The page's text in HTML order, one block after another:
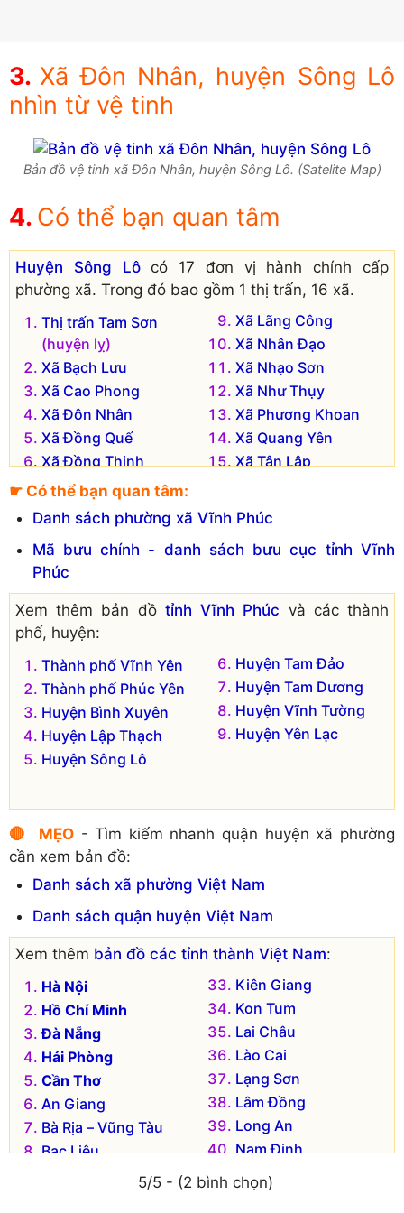
Xã Đôn Nhân, huyện Sông Lô
nhìn từ vệ tinh
Bản đồ vệ tinh xã Đôn Nhân, huyện Sông Lô. (Satelite Map)
Có thể bạn quan tâm
Huyện Sông Lôcó 17 đơn vị hành chính cấp
phường xã. Trong đó bao gồm 1 thị trấn, 16 xã.
Thị trấn Tam Sơn
(huyện lỵ)
Xã Bạch Lưu
Xã Cao Phong
Xã Đôn Nhân
Xã Đồng Quế
Xã Đồng Thịnh
Xã Đức Bác
Xã Hải Lựu
Xã Lãng Công
Xã Nhân Đạo
Xã Nhạo Sơn
Xã Như Thụy
Xã Phương Khoan
Xã Quang Yên
Xã Tân Lập
Xã Yên Thạch
☛ Có thể bạn quan tâm:
Danh sách phường xã Vĩnh Phúc
Mã bưu chính - danh sách bưu cục tỉnh Vĩnh
Phúc
Xem thêm bản đồ tỉnh Vĩnh Phúc và các thành
phố, huyện:
Thành phố Vĩnh Yên
Thành phố Phúc Yên
Huyện Bình Xuyên
Huyện Lập Thạch
Huyện Sông Lô
Huyện Tam Đảo
Huyện Tam Dương
Huyện Vĩnh Tường
Huyện Yên Lạc
🔴 MẸO- Tìm kiếm nhanh quận huyện xã phường
cần xem bản đồ:
Danh sách xã phường Việt Nam
Danh sách quận huyện Việt Nam
Xem thêm bản đồ các tỉnh thành Việt Nam:
Hà Nội
Hồ Chí Minh
Đà Nẵng
Hải Phòng
Cần Thơ
An Giang
Bà Rịa – Vũng Tàu
Bạc Liêu
Kiên Giang
Kon Tum
Lai Châu
Lào Cai
Lạng Sơn
Lâm Đồng
Long An
Nam Định
Nghệ An
Ninh Bình
5/5 - (2 bình chọn)